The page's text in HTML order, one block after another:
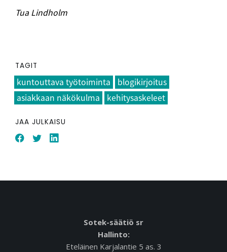
Tua Lindholm
TAGIT
kuntouttava työtoiminta
blogikirjoitus
asiakkaan näkökulma
kehitysaskeleet
JAA JULKAISU
Sotek-säätiö sr
Hallinto:
Eteläinen Karjalantie 5 as. 3